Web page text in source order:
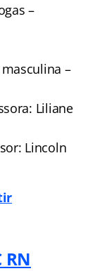
–
–
Liliane
Lincoln